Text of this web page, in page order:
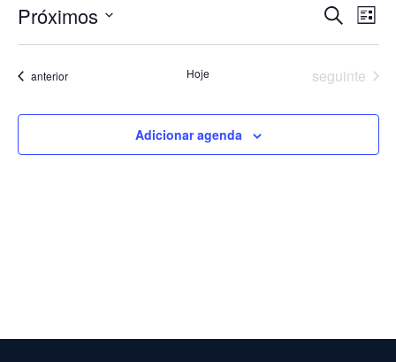
e
de
Procurar
do
Lista
Próximos
a
Eventos
anterior Hoje Eventos
seguinte
Adicionar agenda